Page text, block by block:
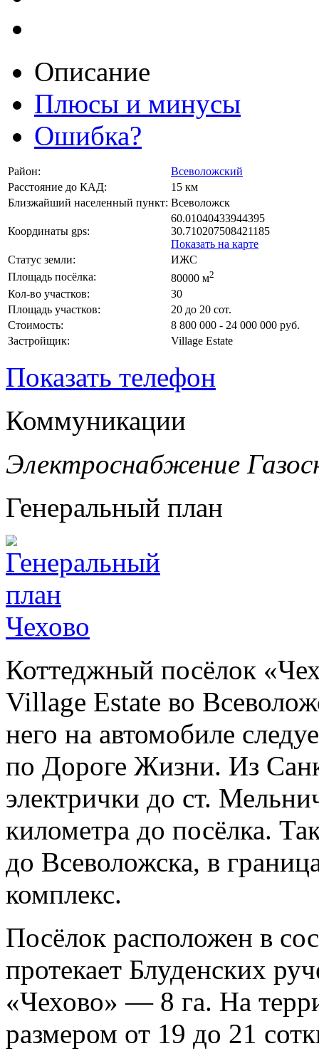
Описание
Плюсы и минусы
Ошибка?
Район:
Всеволожский
Расстояние до КАД:
15 км
Близжайший населенный пункт: Всеволожск
Координаты gps:
60.01040433944395
30.710207508421185
Показать на карте
Статус земли:
ИЖС
Площадь посёлка:
80000 м2
Кол-во участков:
30
Площадь участков:
20 до 20 сот.
Стоимость:
8 800 000 - 24 000 000 руб.
Застройщик:
Village Estate
Показать телефон
Коммуникации
Электроснабжение
Генеральный план
Коттеджный посёлок
Village Estate во
него на автомобиле
по Дороге Жизни. Из
электрички до ст.
километра до посёлка.
до Всеволожска, в
комплекс.
Посёлок расположен в
протекает Блуденских
«Чехово» — 8 га. На
размером от 19 до 21